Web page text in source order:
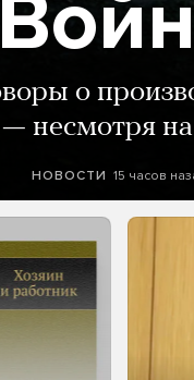
о
несмотря
НОВОСТИ 15 часов